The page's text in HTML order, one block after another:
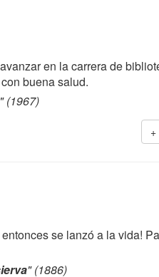
en la carrera de
buena salud.
" (1967)
entonces se lanzó a la vida!
" (1886)